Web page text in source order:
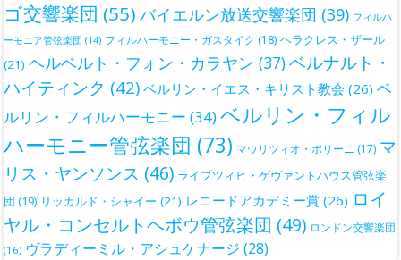
ゴ交響楽団 (55) バイエルン放送交響楽団 (39) フィルハ
ーモニア管弦楽団 (14) フィルハーモニー・ガスタイク (18) ヘラクレス・ザール
(21) ヘルベルト・フォン・カラヤン (37)ベルナルト・
ハイティンク (42) ベルリン・イエス・キリスト教会 (26) ベ
ルリン・フィルハーモニー (34)ベルリン・フィル
ハーモニー管弦楽団 (73) マウリツィオ・ポリーニ (17) マ
リス・ヤンソンス (46) ライプツィヒ・ゲヴァントハウス管弦楽
団 (19) リッカルド・シャイー (21) レコードアカデミー賞 (26) ロイ
ヤル・コンセルトヘボウ管弦楽団 (49) ロンドン交響楽団
(16) ヴラディーミル・アシュケナージ (28)